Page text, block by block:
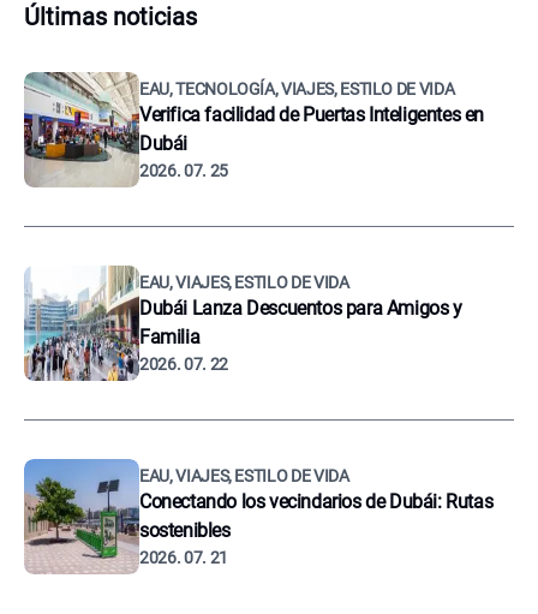
Últimas noticias
EAU, TECNOLOGÍA, VIAJES, ESTILO DE VIDA
Verifica facilidad de Puertas Inteligentes en
Dubái
2026. 07. 25
EAU, VIAJES, ESTILO DE VIDA
Dubái Lanza Descuentos para Amigos y
Familia
2026. 07. 22
EAU, VIAJES, ESTILO DE VIDA
Conectando los vecindarios de Dubái: Rutas
sostenibles
2026. 07. 21